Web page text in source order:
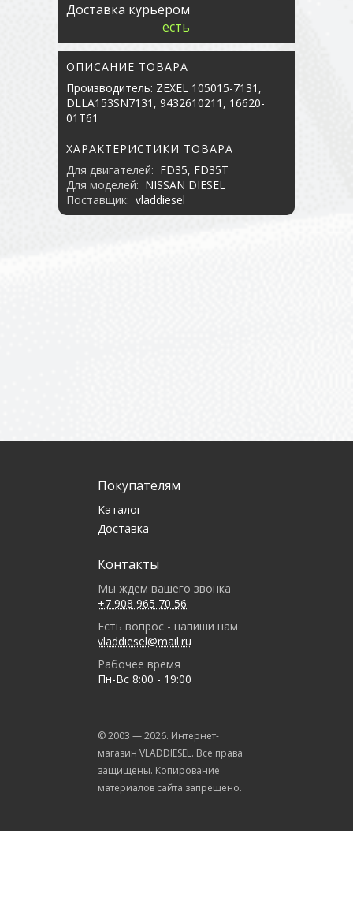
Доставка курьером
есть
ОПИСАНИЕ ТОВАРА
Производитель: ZEXEL 105015-7131,
DLLA153SN7131, 9432610211, 16620-
01T61
ХАРАКТЕРИСТИКИ ТОВАРА
Для двигателей: FD35, FD35T
Для моделей: NISSAN DIESEL
Поставщик: vladdiesel
Покупателям
Каталог
Доставка
Контакты
Мы ждем вашего звонка
+7 908 965 70 56
Есть вопрос - напиши нам
vladdiesel@mail.ru
Рабочее время
Пн-Вс 8:00 - 19:00
© 2003 —2026. Интернет-
магазин VLADDIESEL. Все права
защищены. Копирование
материалов сайта запрещено.